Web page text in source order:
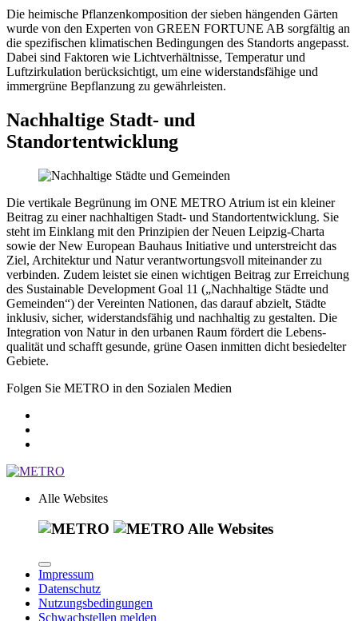
Die heimische Pflanzenkomposition der sieben hängenden Gärten
wurde von den Experten von GREEN FORTUNE AB sorgfältig an
die spezifischen klimatischen Bedingungen des Standorts angepasst.
Dabei sind Faktoren wie Lichtverhältnisse, Temperatur und
Luftzirkulation berücksichtigt, um eine widerstandsfähige und
immergrüne Bepflanzung zu gewährleisten.
Nachhaltige Stadt- und
Standortentwicklung
Die vertikale Begrünung im ONE METRO Atrium ist ein kleiner
Beitrag zu einer nachhaltigen Stadt- und Standort­entwicklung. Sie
steht im Einklang mit den Prinzipien der Neuen Leipzig-Charta
sowie der New European Bauhaus Initiative und unterstreicht das
Ziel, Architektur und Natur verant­wortungsvoll miteinander zu
verbinden. Zudem leistet sie einen wichtigen Beitrag zur Erreichung
des Sustainable Development Goal 11 („Nachhaltige Städte und
Gemeinden“) der Vereinten Nationen, das darauf abzielt, Städte
inklusiv, sicher, widerstands­fähig und nachhaltig zu gestalten. Die
Integration von Natur in den urbanen Raum fördert die Lebens­
qualität und schafft gesunde, grüne Oasen inmitten dicht besiedelter
Gebiete.
Folgen Sie METRO in den Sozialen Medien
Alle Websites
Alle Websites
Impressum
Datenschutz
Nutzungsbedingungen
Schwachstellen melden